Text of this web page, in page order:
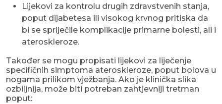
Lijekovi za kontrolu drugih zdravstvenih stanja,
poput dijabetesa ili visokog krvnog pritiska da
bi se spriječile komplikacije primarne bolesti, ali i
ateroskleroze.
Također se mogu propisati lijekovi za liječenje
specifičnih simptoma ateroskleroze, poput bolova u
nogama prilikom vježbanja. Ako je klinička slika
ozbiljnija, može biti potreban zahtjevniji tretman
poput: